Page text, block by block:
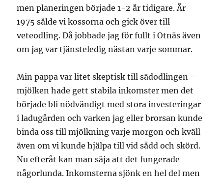
men planeringen började 1-2 år tidigare. År
1975 sålde vi kossorna och gick över till
veteodling. Då jobbade jag för fullt i Otnäs även
om jag var tjänsteledig nästan varje sommar.
Min pappa var litet skeptisk till sädodlingen –
mjölken hade gett stabila inkomster men det
började bli nödvändigt med stora investeringar
i ladugården och varken jag eller brorsan kunde
binda oss till mjölkning varje morgon och kväll
även om vi kunde hjälpa till vid sådd och skörd.
Nu efteråt kan man säja att det fungerade
någorlunda. Inkomsterna sjönk en hel del men